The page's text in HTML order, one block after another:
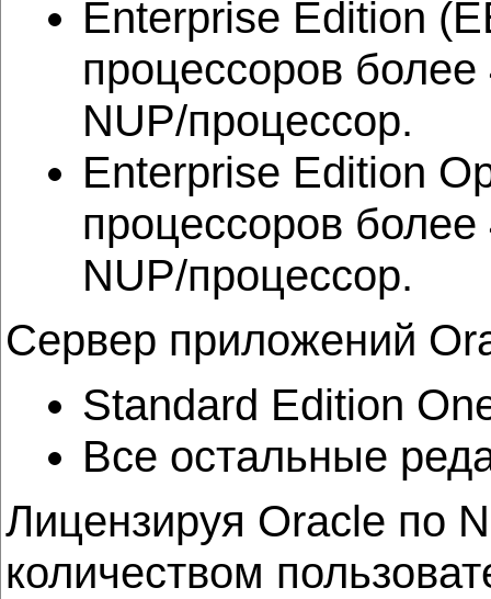
Enterprise Edition
процессоров
NUP/процессор.
Enterprise Edition
процессоров
NUP/процессор.
Сервер приложений
Standard Edition
Все остальные
Лицензируя Oracle по
количеством